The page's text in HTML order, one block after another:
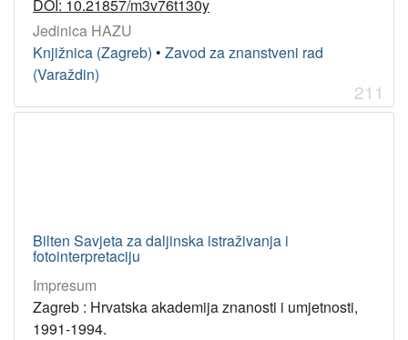
DOI: 10.21857/m3v76t130y
Jedinica HAZU
Knjižnica (Zagreb) • Zavod za znanstveni rad
(Varaždin)
211
Bilten Savjeta za daljinska istraživanja i
fotointerpretaciju
Impresum
Zagreb : Hrvatska akademija znanosti i umjetnosti,
1991-1994.